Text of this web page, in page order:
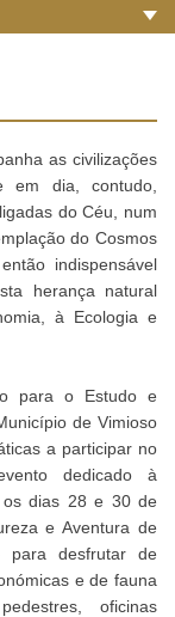
as civilizações
em dia, contudo,
do Céu, num
do Cosmos
indispensável
herança natural
à Ecologia e
para o Estudo e
de Vimioso
a participar no
dedicado à
dias 28 e 30 de
e Aventura de
para desfrutar de
e de fauna
oficinas